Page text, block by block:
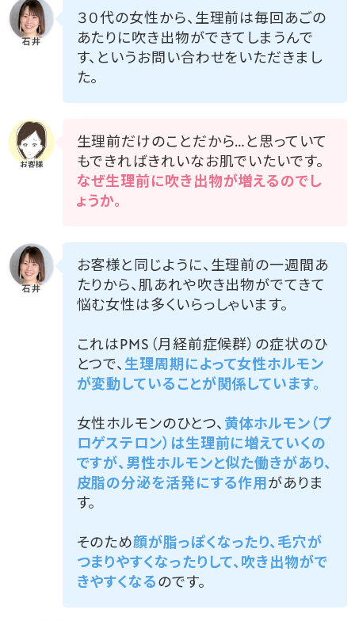
３０代の女性から、生理前は毎回あごの
あたりに吹き出物ができてしまうんで
す、というお問い合わせをいただきまし
た。
生理前だけのことだから…と思っていて
もできればきれいなお肌でいたいです。
なぜ生理前に吹き出物が増えるのでし
ょうか。
お客様と同じように、生理前の一週間あ
たりから、肌あれや吹き出物がでてきて
悩む女性は多くいらっしゃいます。
これはPMS（月経前症候群）の症状のひ
とつで、 生理周期によって女性ホルモン
が変動していることが関係しています。
女性ホルモンのひとつ、 黄体ホルモン（プ
ロゲステロン）は生理前に増えていくの
ですが、男性ホルモンと似た働きがあり、
皮脂の分泌を活発にする作用 がありま
す。
そのため顔が脂っぽくなったり、毛穴が
つまりやすくなったりして、吹き出物がで
きやすくなる のです。